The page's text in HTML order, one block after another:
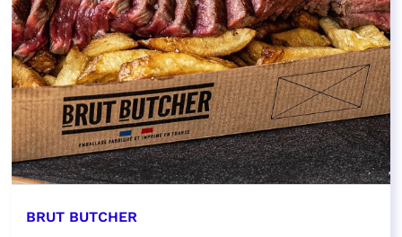
BRUT BUTCHER